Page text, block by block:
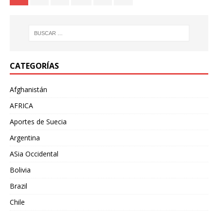
CATEGORÍAS
Afghanistán
AFRICA
Aportes de Suecia
Argentina
ASia Occidental
Bolivia
Brazil
Chile